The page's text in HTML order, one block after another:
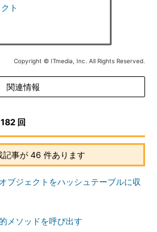
ト
Copyright © ITmedia, Inc. All Rights Reserved.
関連情報
回
記事が 46 件あります
ブジェクトをハッシュテーブルに収
メソッドを呼び出す